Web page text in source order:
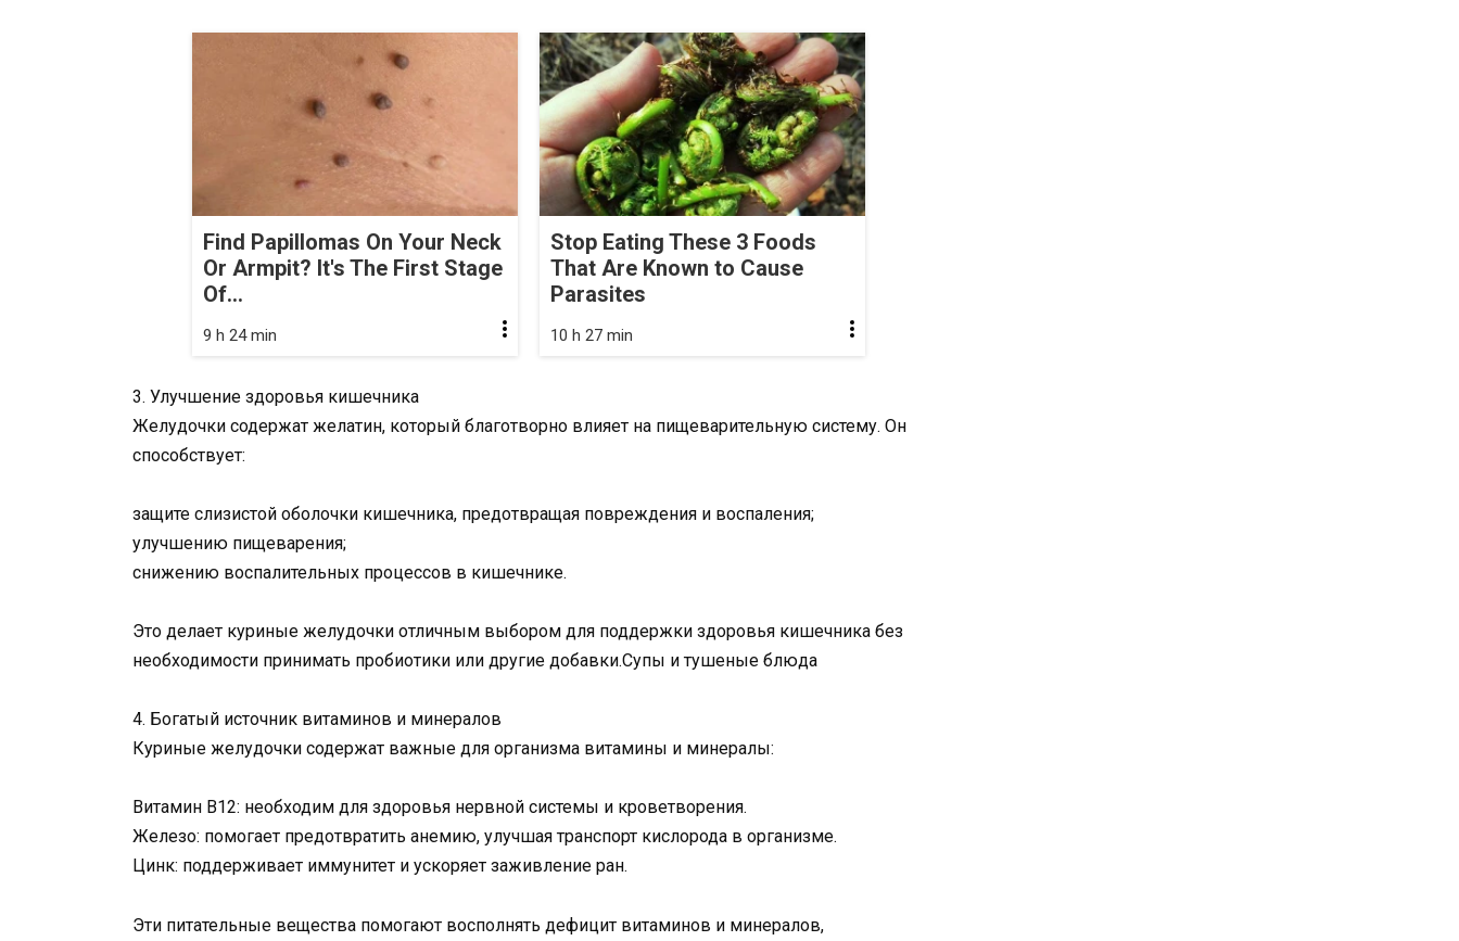
Find Papillomas On Your Neck
Or Armpit? It's The First Stage
Of...
9 h 24 min
Stop Eating These 3 Foods
That Are Known to Cause
Parasites
10 h 27 min
3. Улучшение здоровья кишечника
Желудочки содержат желатин, который благотворно влияет на пищеварительную систему. Он
способствует:
защите слизистой оболочки кишечника, предотвращая повреждения и воспаления;
улучшению пищеварения;
снижению воспалительных процессов в кишечнике.
Это делает куриные желудочки отличным выбором для поддержки здоровья кишечника без
необходимости принимать пробиотики или другие добавки.Супы и тушеные блюда
4. Богатый источник витаминов и минералов
Куриные желудочки содержат важные для организма витамины и минералы:
Витамин B12: необходим для здоровья нервной системы и кроветворения.
Железо: помогает предотвратить анемию, улучшая транспорт кислорода в организме.
Цинк: поддерживает иммунитет и ускоряет заживление ран.
Эти питательные вещества помогают восполнять дефицит витаминов и минералов,